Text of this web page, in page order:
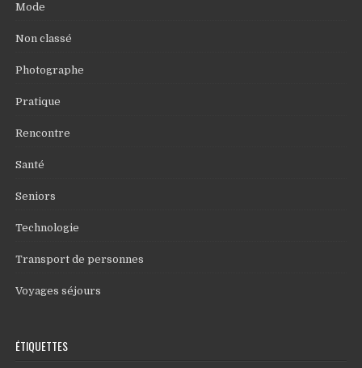
Mode
Non classé
Photographe
Pratique
Rencontre
Santé
Seniors
Technologie
Transport de personnes
Voyages séjours
ÉTIQUETTES